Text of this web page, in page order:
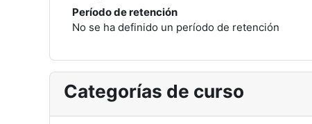
Período de retención
No se ha definido un período de retención
Categorías de curso